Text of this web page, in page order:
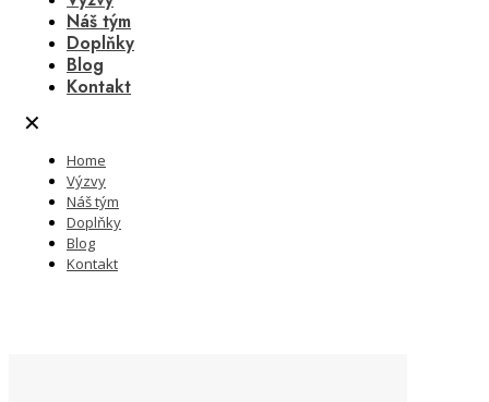
Náš tým
Doplňky
Blog
Kontakt
✕
Home
Výzvy
Náš tým
Doplňky
Blog
Kontakt